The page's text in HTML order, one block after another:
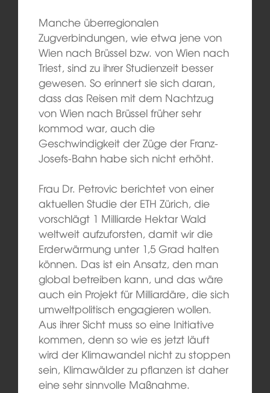
Manche überregionalen
Zugverbindungen, wie etwa jene von
Wien nach Brüssel bzw. von Wien nach
Triest, sind zu ihrer Studienzeit besser
gewesen. So erinnert sie sich daran,
dass das Reisen mit dem Nachtzug
von Wien nach Brüssel früher sehr
kommod war, auch die
Geschwindigkeit der Züge der Franz-
Josefs-Bahn habe sich nicht erhöht.
Frau Dr. Petrovic berichtet von einer
aktuellen Studie der ETH Zürich, die
vorschlägt 1 Milliarde Hektar Wald
weltweit aufzuforsten, damit wir die
Erderwärmung unter 1,5 Grad halten
können. Das ist ein Ansatz, den man
global betreiben kann, und das wäre
auch ein Projekt für Milliardäre, die sich
umweltpolitisch engagieren wollen.
Aus ihrer Sicht muss so eine Initiative
kommen, denn so wie es jetzt läuft
wird der Klimawandel nicht zu stoppen
sein, Klimawälder zu pflanzen ist daher
eine sehr sinnvolle Maßnahme.